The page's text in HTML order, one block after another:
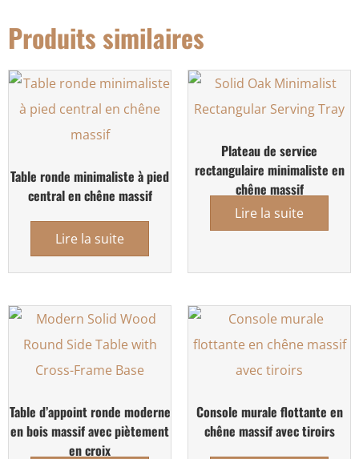
Produits similaires
Table ronde minimaliste à pied
central en chêne massif
Lire la suite
Plateau de service
rectangulaire minimaliste en
chêne massif
Lire la suite
Table d’appoint ronde moderne
en bois massif avec piètement
en croix
Console murale flottante en
chêne massif avec tiroirs